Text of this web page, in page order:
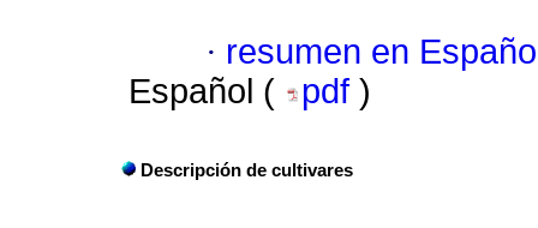
· resumen en
Español (
pdf )
Descripción de cultivares